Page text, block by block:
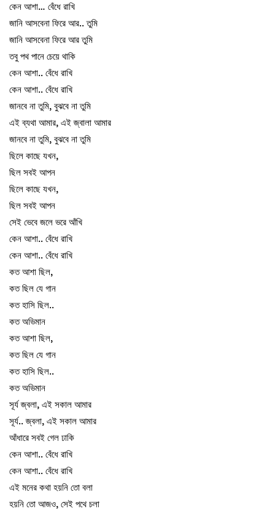
কেন আশা… বেঁধে রাখি
জানি আসবেনা ফিরে আর.. তুমি
জানি আসবেনা ফিরে আর তুমি
তবু পথ পানে চেয়ে থাকি
কেন আশা.. বেঁধে রাখি
কেন আশা.. বেঁধে রাখি
জানবে না তুমি, বুঝবে না তুমি
এই ব্যথা আমার, এই জ্বালা আমার
জানবে না তুমি, বুঝবে না তুমি
ছিলে কাছে যখন,
ছিল সবই আপন
ছিলে কাছে যখন,
ছিল সবই আপন
সেই ভেবে জলে ভরে আঁখি
কেন আশা.. বেঁধে রাখি
কেন আশা.. বেঁধে রাখি
কত আশা ছিল,
কত ছিল যে গান
কত হাসি ছিল..
কত অভিমান
কত আশা ছিল,
কত ছিল যে গান
কত হাসি ছিল..
কত অভিমান
সূর্য জ্বলা, এই সকাল আমার
সূর্য.. জ্বলা, এই সকাল আমার
আঁধারে সবই গেল ঢাকি
কেন আশা.. বেঁধে রাখি
কেন আশা.. বেঁধে রাখি
এই মনের কথা হয়নি তো বলা
হয়নি তো আজও, সেই পথে চলা